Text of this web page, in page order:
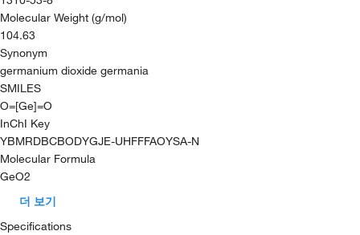
Molecular Weight (g/mol)
104.63
Synonym
germanium dioxide germania
SMILES
O=[Ge]=O
InChI Key
YBMRDBCBODYGJE-UHFFFAOYSA-N
Molecular Formula
GeO2
더 보기
Specifications